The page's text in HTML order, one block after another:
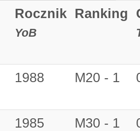
Rocznik
YoB
Ranking
1988 M20 - 1
1985 M30 - 1